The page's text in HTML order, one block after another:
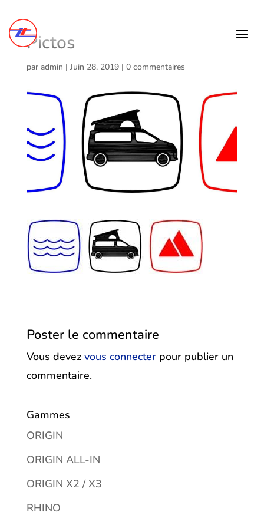
Pictos
par admin | Juin 28, 2019| 0 commentaires
Poster le commentaire
Vous devez vous connecterpour publier un
commentaire.
Gammes
ORIGIN
ORIGIN ALL-IN
ORIGIN X2 / X3
RHINO